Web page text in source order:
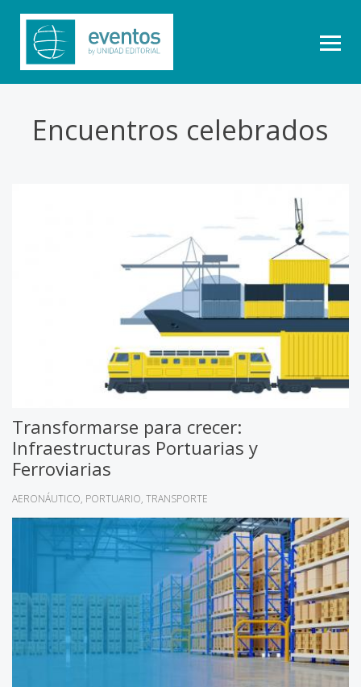
Encuentros celebrados
Transformarse para crecer:
Infraestructuras Portuarias y
Ferroviarias
AERONÁUTICO PORTUARIO TRANSPORTE